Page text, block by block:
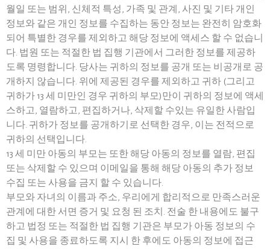
월일 또는 범위, 신체적 특성, 가족 및 관계, 사진 및 기타 개인
정보와 같은 개인 정보를 수집하는 동안 정보는 완전히 암호화
되어 특별한 경우를 제외하고 해당 정보에 액세스 할 수 없습니
다. 법원 또는 적절한 법 집행 기관에서 그러한 정보를 제공하
도록 명령합니다. 당사는 귀하의 정보를 공개 또는 비공개로 공
개하지 않습니다. 위에 제공된 경우를 제외하고 귀하 (그리고
귀하가 13 세 미만인 경우 귀하의 부모)만이 귀하의 정보에 액세
스하고, 열람하고, 편집하거나, 삭제할 수있는 유일한 사람입
니다. 귀하가 정보를 공개하기로 선택한 경우, 이는 전적으로
귀하의 선택입니다.
13 세 미만 아동의 부모는 또한 해당 아동의 정보를 열람, 편집
또는 삭제할 수 있으며 이메일을 통해 해당 아동의 추가 정보
수집 또는 사용을 금지 할 수 있습니다.
부모와 자녀의 이름과 주소, 우리에게 합리적으로 만족스러운
관계에 대한 서면 증거 및 요청 된 조치. 전술 한 내용에도 불구
하고 법정 또는 적절한 법 집행 기관은 부모가 아동 정보의 수
집 및 사용을 종료하도록 지시 한 후에도 아동의 정보에 접근